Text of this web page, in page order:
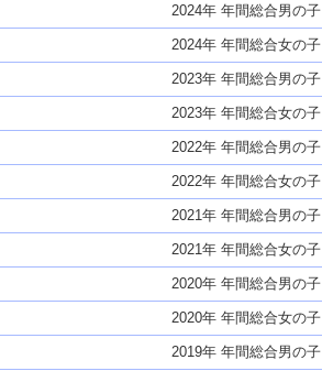
2024年 年間総合男の子
2024年 年間総合女の子
2023年 年間総合男の子
2023年 年間総合女の子
2022年 年間総合男の子
2022年 年間総合女の子
2021年 年間総合男の子
2021年 年間総合女の子
2020年 年間総合男の子
2020年 年間総合女の子
2019年 年間総合男の子